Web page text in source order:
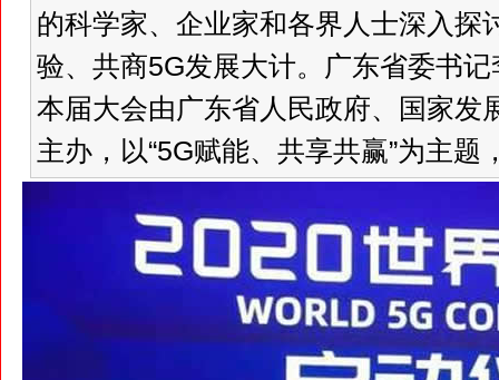
的科学家、企业家和各界人士深入探
验、共商5G发展大计。广东省委书
本届大会由广东省人民政府、国家发
主办，以“5G赋能、共享共赢”为主